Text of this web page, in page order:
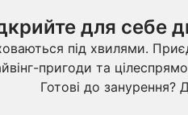
для себе
під хвилями.
пригоди та
Готові до занурення?